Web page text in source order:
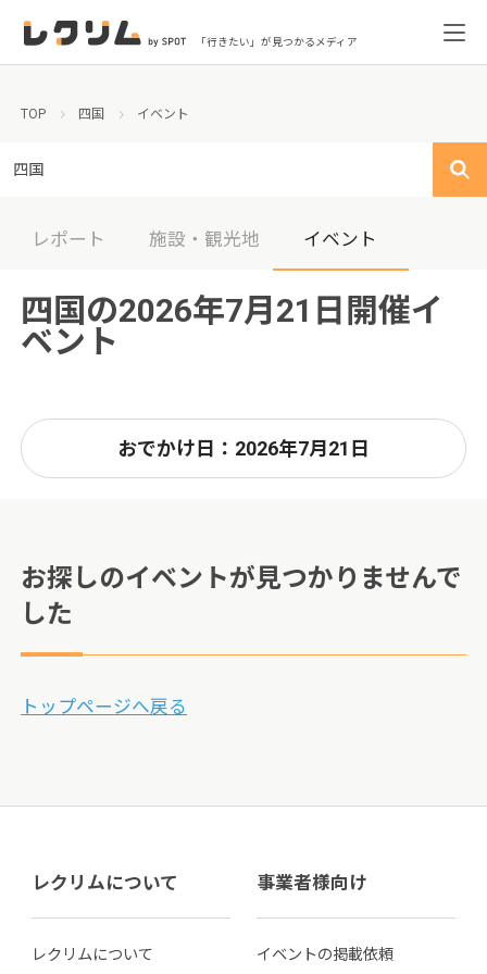
「行きたい」が見つかるメディア
TOP 四国 イベント
四国
レポート 施設・観光地 イベント
四国の2026年7月21日開催イ
ベント
おでかけ日：2026年7月21日
お探しのイベントが見つかりませんで
した
トップページへ戻る
レクリムについて
レクリムについて
事業者様向け
イベントの掲載依頼